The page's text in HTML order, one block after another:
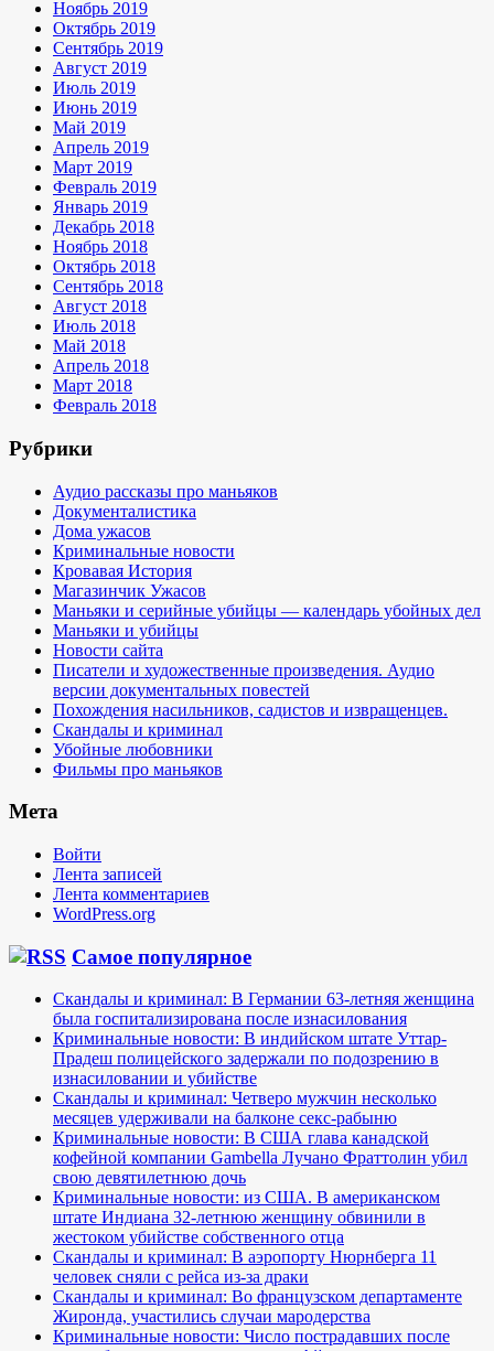
Ноябрь 2019
Октябрь 2019
Сентябрь 2019
Август 2019
Июль 2019
Июнь 2019
Май 2019
Апрель 2019
Март 2019
Февраль 2019
Январь 2019
Декабрь 2018
Ноябрь 2018
Октябрь 2018
Сентябрь 2018
Август 2018
Июль 2018
Май 2018
Апрель 2018
Март 2018
Февраль 2018
Рубрики
Аудио рассказы про маньяков
Документалистика
Дома ужасов
Криминальные новости
Кровавая История
Магазинчик Ужасов
Маньяки и серийные убийцы — календарь убойных дел
Маньяки и убийцы
Новости сайта
Писатели и художественные произведения. Аудио
версии документальных повестей
Похождения насильников, садистов и извращенцев.
Скандалы и криминал
Убойные любовники
Фильмы про маньяков
Мета
Войти
Лента записей
Лента комментариев
WordPress.org
Самое популярное
Скандалы и криминал: В Германии 63-летняя женщина
была госпитализирована после изнасилования
Криминальные новости: В индийском штате Уттар-
Прадеш полицейского задержали по подозрению в
изнасиловании и убийстве
Скандалы и криминал: Четверо мужчин несколько
месяцев удерживали на балконе секс-рабыню
Криминальные новости: В США глава канадской
кофейной компании Gambella Лучано Фраттолин убил
свою девятилетнюю дочь
Криминальные новости: из США. В американском
штате Индиана 32-летнюю женщину обвинили в
жестоком убийстве собственного отца
Скандалы и криминал: В аэропорту Нюрнберга 11
человек сняли с рейса из-за драки
Скандалы и криминал: Во французском департаменте
Жиронда, участились случаи мародерства
Криминальные новости: Число пострадавших после